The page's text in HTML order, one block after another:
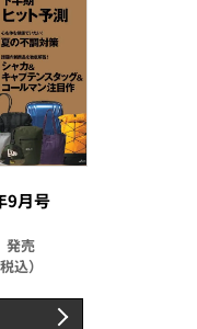
9月号
発売
込）